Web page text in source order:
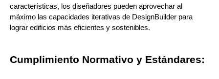
características, los diseñadores pueden aprovechar al
máximo las capacidades iterativas de DesignBuilder para
lograr edificios más eficientes y sostenibles.
Cumplimiento Normativo y Estándares: